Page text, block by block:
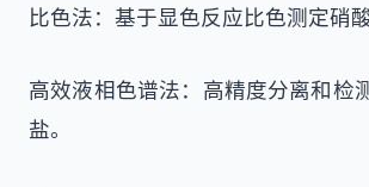
比色法：基于显色反应比色测定硝酸
高效液相色谱法：高精度分离和检
盐。